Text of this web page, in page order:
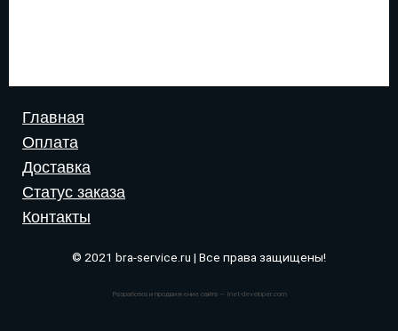
Главная
Оплата
Доставка
Статус заказа
Контакты
© 2021 bra-service.ru | Все права защищены!
Разработка и продвижение сайта — Inet-developer.com